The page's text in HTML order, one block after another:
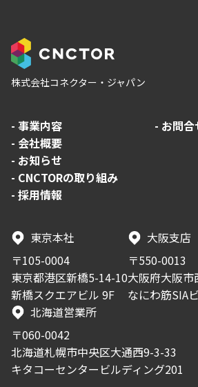
株式会社コネクター・ジャパン
東京本社
〒105-0004
東京都港区新橋5-14-10
新橋スクエアビル 9F
大阪支店
〒550-0013
大阪府大阪
なにわ筋SIA
北海道営業所
〒060-0042
北海道札幌市中央区大通西9-3-33
キタコーセンタービルディング201
- 事業内容
- 会社概要
- お知らせ
- CNCTORの取り組み
- 採用情報
- お問合